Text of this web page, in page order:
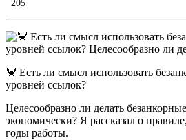
205
🦀 Есть ли смысл использовать
уровней ссылок?
Целесообразно ли делать
экономически? Я рассказал о
годы работы.